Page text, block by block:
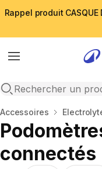
Rappel produit CASQUE
Menu
Open search
Accueil
Accessoires
connectés